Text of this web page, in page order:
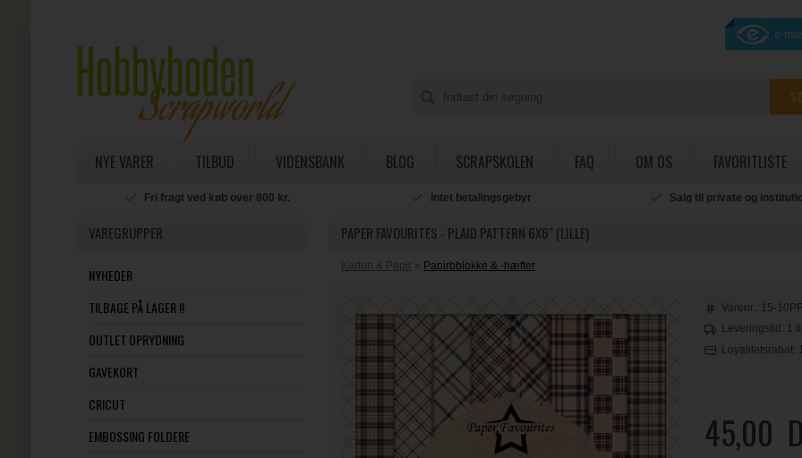
NYE VARER TILBUD VIDENSBANK BLOG SCRAPSKOLEN FAQ OM OS FAVORITLISTE
Fri fragt ved køb over 800 kr. Intet betalingsgebyr Salg til private og
VAREGRUPPER
NYHEDER
TILBAGE PÅ LAGER !!
OUTLET OPRYDNING
GAVEKORT
CRICUT
EMBOSSING FOLDERE
PAPER FAVOURITES - PLAID PATTERN 6X6" (LILLE)
Karton & Papir » Papirbblokke & -hæfter
Varenr.: 15-
Leveringstid: 1
Loyalitetsrabat:
45,00